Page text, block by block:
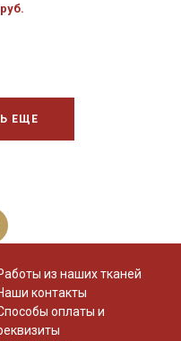
ЕЩЕ
из наших тканей
контакты
оплаты и